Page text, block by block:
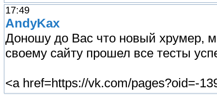
17:49
AndyKax
Доношу до Вас что новый хрумер,
своему сайту прошел все тесты
<a href=https://vk.com/pages?oid=-